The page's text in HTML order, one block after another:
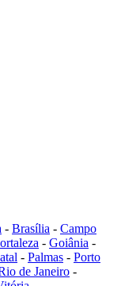
- Brasília - Campo
- Goiânia -
- Palmas - Porto
de Janeiro -